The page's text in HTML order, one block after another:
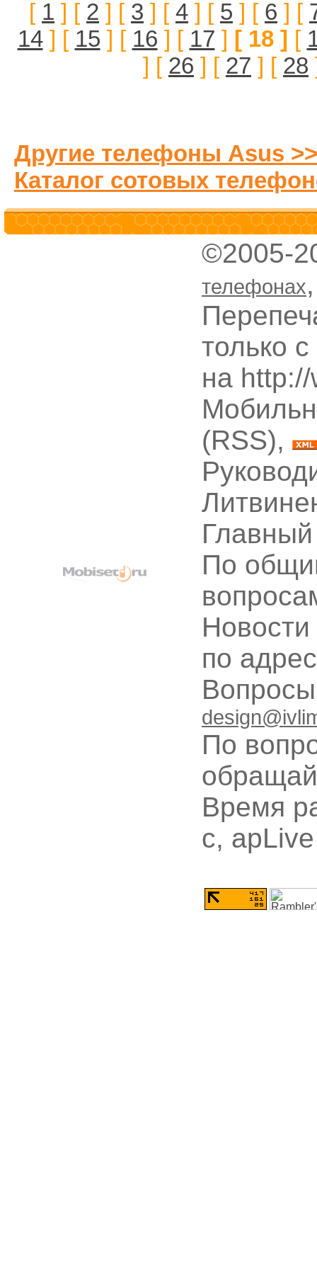
[ 1 ] [ 2 ] [ 3 ] [ 4 ] [ 5 ] [ 6 ] [
14] [ 15 ] [ 16 ] [ 17 ] [ 18 ] [
] [ 26 ] [ 27 ] [ 28
Другие телефоны Asus >>
Каталог сотовых
©2005-
телефонах
только
на
(RSS),
По
по
По
Время
с,